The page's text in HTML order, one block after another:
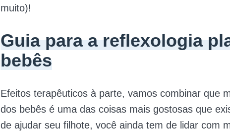
muito)!
Guia para a reflexologia
bebês
Efeitos terapêuticos à parte, vamos combinar que
dos bebês é uma das coisas mais gostosas que
de ajudar seu filhote, você ainda tem de lidar com